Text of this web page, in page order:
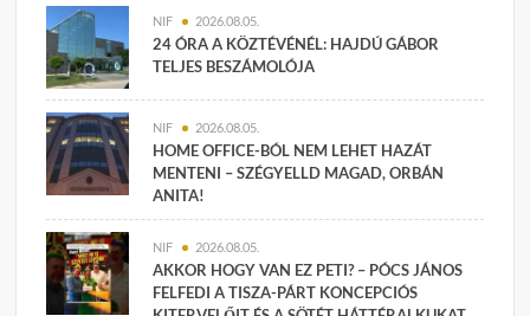
NIF 2026.08.05.
24 ÓRA A KÖZTÉVÉNÉL: HAJDÚ GÁBOR
TELJES BESZÁMOLÓJA
NIF 2026.08.05.
HOME OFFICE-BÓL NEM LEHET HAZÁT
MENTENI – SZÉGYELLD MAGAD, ORBÁN
ANITA!
NIF 2026.08.05.
AKKOR HOGY VAN EZ PETI? – PÓCS JÁNOS
FELFEDI A TISZA-PÁRT KONCEPCIÓS